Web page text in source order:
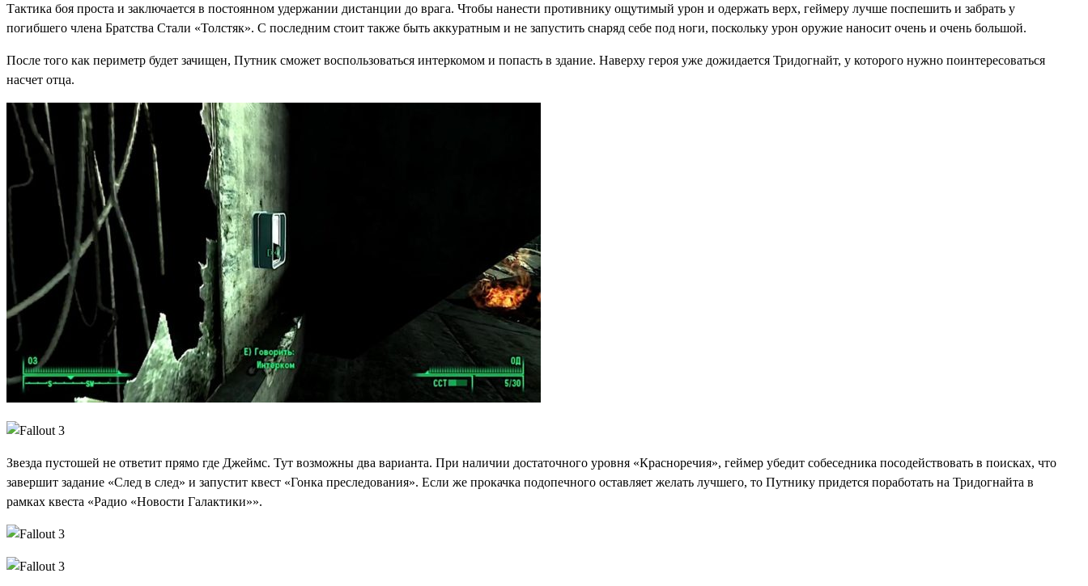
Тактика боя проста и заключается в постоянном удержании дистанции до врага. Чтобы нанести противнику ощутимый урон и одержать верх, геймеру лучше поспешить и забрать у
погибшего члена Братства Стали «Толстяк». С последним стоит также быть аккуратным и не запустить снаряд себе под ноги, поскольку урон оружие наносит очень и очень большой.
После того как периметр будет зачищен, Путник сможет воспользоваться интеркомом и попасть в здание. Наверху героя уже дожидается Тридогнайт, у которого нужно поинтересоваться
насчет отца.
Звезда пустошей не ответит прямо где Джеймс. Тут возможны два варианта. При наличии достаточного уровня «Красноречия», геймер убедит собеседника посодействовать в поисках, что
завершит задание «След в след» и запустит квест «Гонка преследования». Если же прокачка подопечного оставляет желать лучшего, то Путнику придется поработать на Тридогнайта в
рамках квеста «Радио «Новости Галактики»».